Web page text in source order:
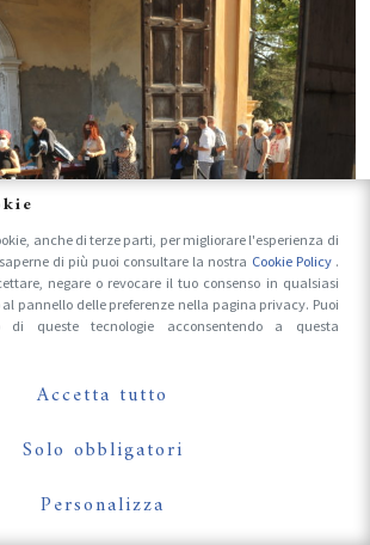
anche di terze parti, per migliorare l'esperienza di
di più puoi consultare la nostra Cookie Policy .
negare o revocare il tuo consenso in qualsiasi
pannello delle preferenze nella pagina privacy. Puoi
di queste tecnologie acconsentendo a questa
Accetta tutto
Solo obbligatori
Personalizza